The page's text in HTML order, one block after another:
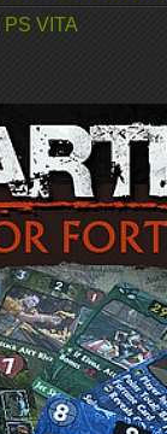
PS VITA